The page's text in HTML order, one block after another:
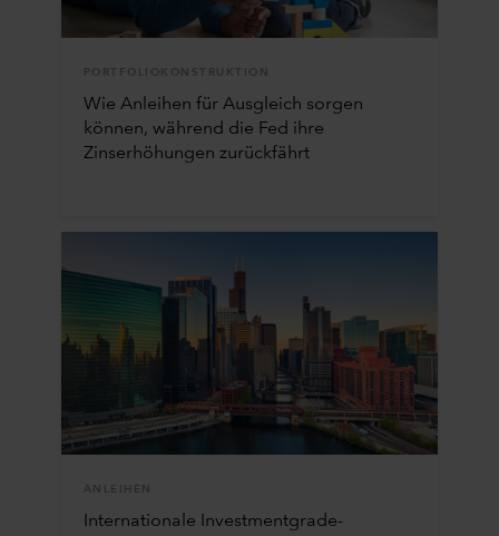
PORTFOLIOKONSTRUKTION
Wie Anleihen für Ausgleich sorgen
können, während die Fed ihre
Zinserhöhungen zurückfährt
ANLEIHEN
Internationale Investmentgrade-